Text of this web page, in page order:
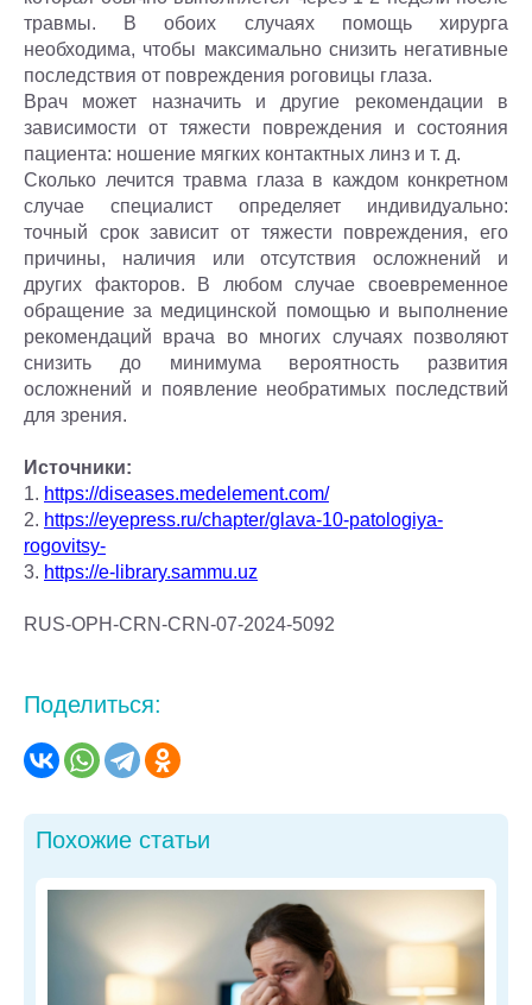
травмы. В обоих случаях помощь хирурга
необходима, чтобы максимально снизить негативные
последствия от повреждения роговицы глаза.
Врач может назначить и другие рекомендации в
зависимости от тяжести повреждения и состояния
пациента: ношение мягких контактных линз и т. д.
Сколько лечится травма глаза в каждом конкретном
случае специалист определяет индивидуально:
точный срок зависит от тяжести повреждения, его
причины, наличия или отсутствия осложнений и
других факторов. В любом случае своевременное
обращение за медицинской помощью и выполнение
рекомендаций врача во многих случаях позволяют
снизить до минимума вероятность развития
осложнений и появление необратимых последствий
для зрения.
Источники:
1. https://diseases.medelement.com/
2. https://eyepress.ru/chapter/glava-10-patologiya-
rogovitsy-
3. https://e-library.sammu.uz
RUS-OPH-CRN-CRN-07-2024-5092
Поделиться:
Похожие статьи